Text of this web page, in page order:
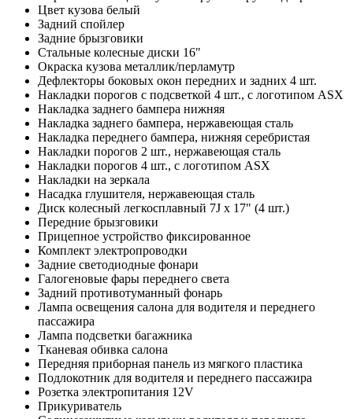
Цвет кузова белый
Задний спойлер
Задние брызговики
Стальные колесные диски 16"
Окраска кузова металлик/перламутр
Дефлекторы боковых окон передних и задних 4 шт.
Накладки порогов с подсветкой 4 шт., с логотипом ASX
Накладка заднего бампера нижняя
Накладка заднего бампера, нержавеющая сталь
Накладка переднего бампера, нижняя серебристая
Накладки порогов 2 шт., нержавеющая сталь
Накладки порогов 4 шт., с логотипом ASX
Накладки на зеркала
Насадка глушителя, нержавеющая сталь
Диск колесный легкосплавный 7J х 17" (4 шт.)
Передние брызговики
Прицепное устройство фиксированное
Комплект электропроводки
Задние светодиодные фонари
Галогеновые фары переднего света
Задний противотуманный фонарь
Лампа освещения салона для водителя и переднего
пассажира
Лампа подсветки багажника
Тканевая обивка салона
Передняя приборная панель из мягкого пластика
Подлокотник для водителя и переднего пассажира
Розетка электропитания 12V
Прикуриватель